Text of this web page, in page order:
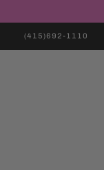
(415)692-1110